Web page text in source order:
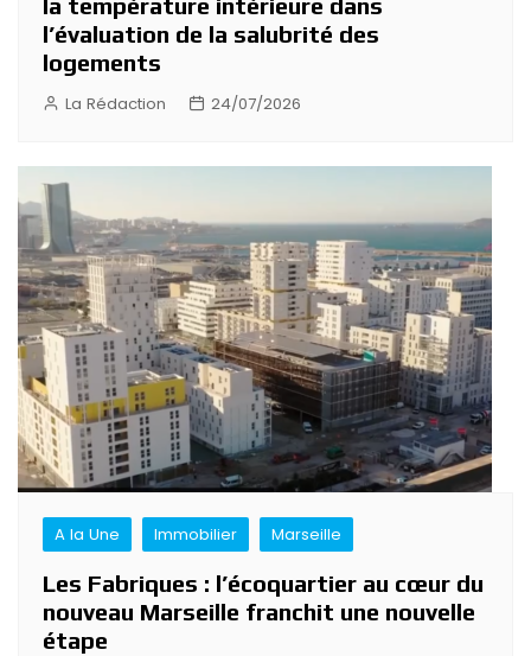
la température intérieure dans
l’évaluation de la salubrité des
logements
La Rédaction 24/07/2026
A la Une Immobilier Marseille
Les Fabriques : l’écoquartier au cœur du
nouveau Marseille franchit une nouvelle
étape